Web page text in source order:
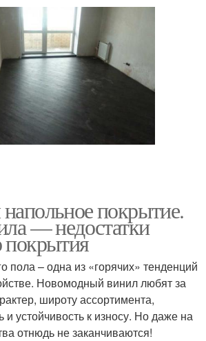
покрытие.
— недостатки
покрытия
пола – одна из «горячих» тенденций
Новомодный винил любят за
широту ассортимента,
и устойчивость к износу. Но даже на
отнюдь не заканчиваются!